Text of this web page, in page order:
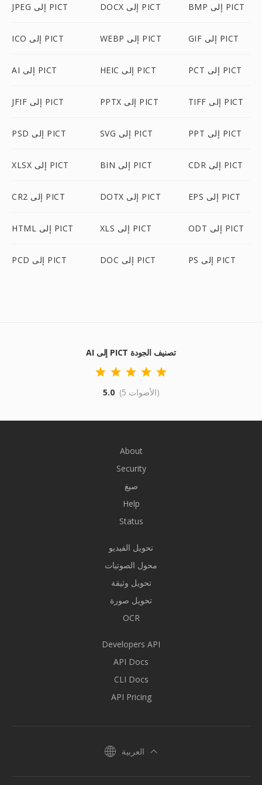
JPEG إلى PICT DOCX إلى PICT BMP إلى PICT
ICO إلى PICT WEBP إلى PICT GIF إلى PICT
AI إلى PICT HEIC إلى PICT PCT إلى PICT
JFIF إلى PICT PPTX إلى PICT TIFF إلى PICT
PSD إلى PICT SVG إلى PICT PPT إلى PICT
XLSX إلى PICT BIN إلى PICT CDR إلى PICT
CR2 إلى PICT DOTX إلى PICT EPS إلى PICT
HTML إلى PICT XLS إلى PICT ODT إلى PICT
PCD إلى PICT DOC إلى PICT PS إلى PICT
AI إلى PICT تصنيف الجودة
5.0 (5 الأصوات)
About
Security
صيغ
Help
Status
تحويل الفيديو
محول الصوتيات
تحويل وثيقة
تحويل صورة
OCR
Developers API
API Docs
CLI Docs
API Pricing
العربية